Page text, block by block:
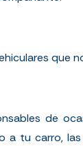
que
de
tu carro,